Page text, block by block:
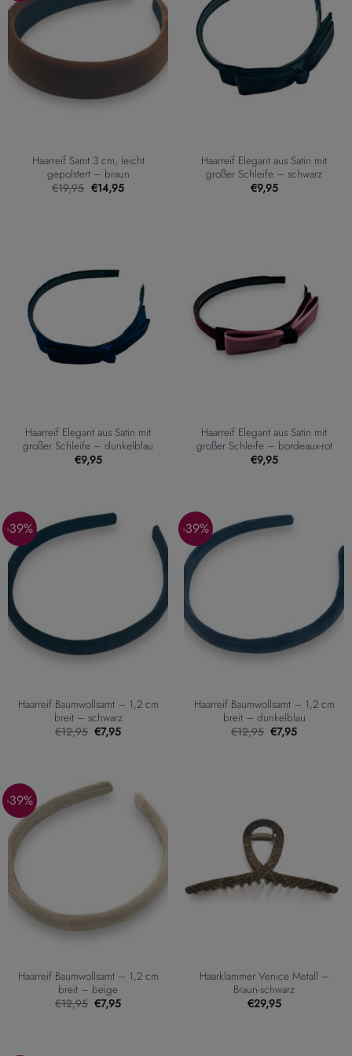
Haarreif Samt 3 cm, leicht
gepolstert – braun
€19,95 Ursprünglicher
Preis
€14,95Aktueller
Preis
Haarreif Elegant aus Satin mit
großer Schleife – schwarz
€9,95
Haarreif Elegant aus Satin mit
großer Schleife – dunkelblau
€9,95
Haarreif Elegant aus Satin mit
großer Schleife – bordeaux-rot
€9,95
-39%
Haarreif Baumwollsamt – 1,2 cm
breit – schwarz
€12,95 Ursprünglicher
Preis
€7,95Aktueller
-39%
Haarreif Baumwollsamt – 1,2 cm
breit – dunkelblau
€12,95 Ursprünglicher
Preis
€7,95Aktueller
-39%
Haarreif Baumwollsamt – 1,2 cm
breit – beige
€12,95 Ursprünglicher
Preis
€7,95Aktueller
Haarklammer Venice Metall –
Braun-schwarz
€29,95